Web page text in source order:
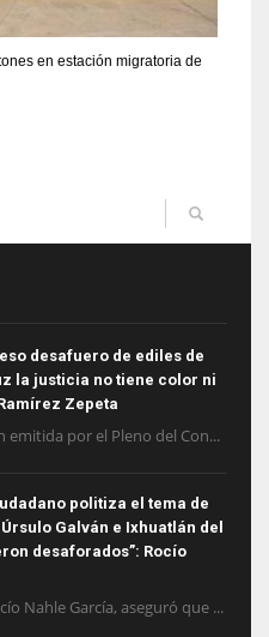
en estación migratoria de
desafuero de ediles de
la justicia no tiene color ni
Zepeta
emitida por el Pleno del Con...
politiza el tema de
Galván e Ixhuatlán del
desaforados”: Rocío
Nahle García, aseguró que ...